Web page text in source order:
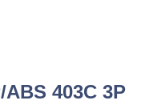
403C 3P